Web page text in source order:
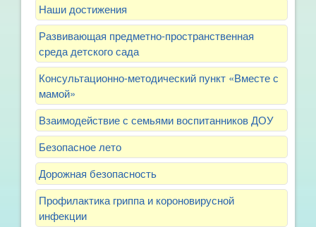
Наши достижения
Развивающая предметно-пространственная
среда детского сада
Консультационно-методический пункт «Вместе с
мамой»
Взаимодействие с семьями воспитанников ДОУ
Безопасное лето
Дорожная безопасность
Профилактика гриппа и короновирусной
инфекции